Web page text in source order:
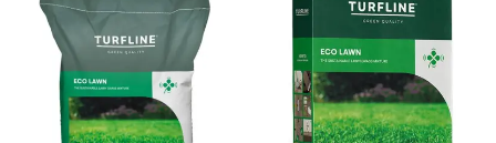
osivá s prímesou ďateliny alebo proti burine.
🎯 Vhodné na: zakladanie nového trávnika, zhrubnutie existujúceho
porastu, údržbu okrasného, športového či úžitkového trávnika. 📌
Výhody: výborná adaptácia na rôzne typy pôdy, vysoká odolnosť voči
šľapaniu a suchu, dlhodobý efekt bez potreby častej obnovy.